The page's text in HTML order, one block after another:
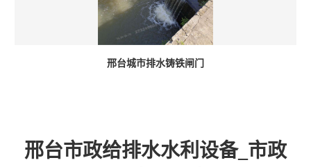
邢台城市排水铸铁闸门
邢台市政给排水水利设备_市政